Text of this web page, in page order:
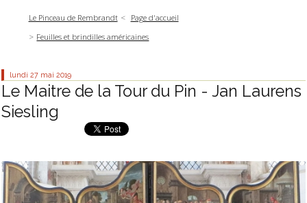
Le Pinceau de Rembrandt
Page d'accueil
Feuilles et brindilles américaines
lundi 27 mai 2019
Le Maitre de la Tour du Pin - Jan Laurens
Siesling